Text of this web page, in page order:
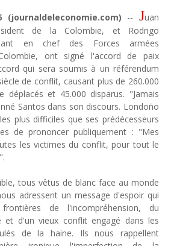
sociaux : à l'ère de la "présence ciblée"
09 2026
fait le pari du luxe et de la durabilité
le roi dollar grince
26 2026
: zoom sur la stratégie de Céline Dion
19 2026
au plus haut depuis juin 2026
-Aug 06 2026
intègre Design Hotels. P. Kjellgren, son
03 2026
: BYD (Chine) signe 3 mois de
- Aug 01 2026
(journaldeleconomie.com) -- Juan
de la Colombie, et Rodrigo
en chef des Forces armées
, ont signé l'accord depaix
qui sera soumis à un référendum
de conflit, causant plus de 260.000
déplacés et 45.000 disparus. "Jamais
é Santos dans son discours. Londoño
plus difficiles que ses prédécesseurs
de prononcer publiquement : "Mes
les victimes du conflit, pour tout le
".
tous vêtus de blanc face au monde
adressent un message d'espoir qui
del'incompréhension, du
et d'un vieux conflit engagé dans les
de la haine. Ilsnous rappellent